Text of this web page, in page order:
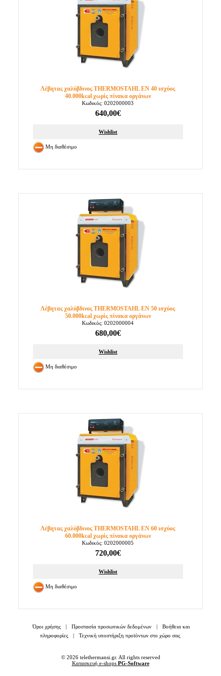
Λέβητας χαλύβδινος THERMOSTAHL EN 40 ισχύος
40.000kcal χωρίς πίνακα οργάνων
Κωδικός: 0202000003
640,00€
Wishlist
Μη διαθέσιμο
Λέβητας χαλύβδινος THERMOSTAHL EN 50 ισχύος
50.000kcal χωρίς πίνακα οργάνων
Κωδικός: 0202000004
680,00€
Wishlist
Μη διαθέσιμο
Λέβητας χαλύβδινος THERMOSTAHL EN 60 ισχύος
60.000kcal χωρίς πίνακα οργάνων
Κωδικός: 0202000005
720,00€
Wishlist
Μη διαθέσιμο
Όροι χρήσης | Προστασία προσωπικών δεδομένων |
Βοήθεια και
πληροφορίες
| Τεχνική υποστήριξη προϊόντων στο χώρο σας
© 2026 telethermansi.gr. All rights reserved
Κατασκευή e-shops PG-Software